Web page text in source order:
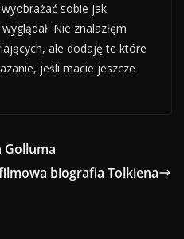
sobie jak
Nie znalazłęm
ale dodaję te które
jeśli macie jeszcze
Golluma
biografia Tolkiena